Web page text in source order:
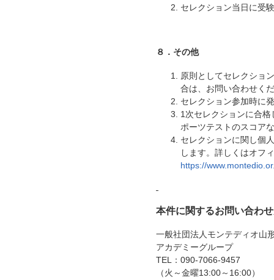
セレクション当日に受
８．その他
原則としてセレクショ
合は、お問い合わせく
セレクション参加時に
1次セレクションに合
ポーツテストのスコア
セレクションに関し個
します。詳しくはオフ
https://
本件に関するお問い合わ
一般社団法人モンテディオ山
アカデミーグループ
TEL：090-7066-9457
（火～金曜13:00～16:00）